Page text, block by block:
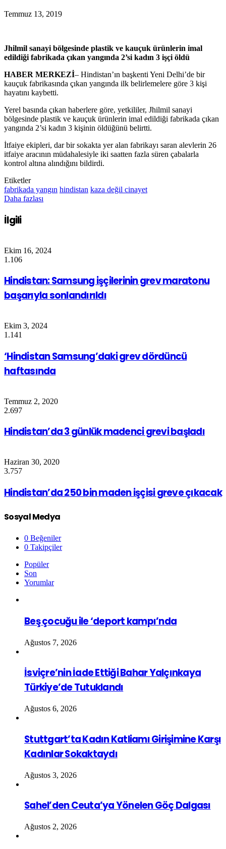
Temmuz 13, 2019
Jhilmil sanayi bölgesinde plastik ve kauçuk ürünlerin imal
edildiği fabrikada çıkan yangında 2’si kadın 3 işçi öldü
HABER MERKEZİ– Hindistan’ın başkenti Yeni Delhi’de bir
kauçuk fabrikasında çıkan yangında ilk belirlemelere göre 3 kişi
hayatını kaybetti.
Yerel basında çıkan haberlere göre, yetkililer, Jhilmil sanayi
bölgesinde plastik ve kauçuk ürünlerin imal edildiği fabrikada çıkan
yangında 2’si kadın 3 kişinin öldüğünü belirtti.
İtfaiye ekipleri, dar bir sokakta yer alan fabrikayı saran alevlerin 26
itfaiye aracının müdahalesiyle iki saatten fazla süren çabalarla
kontrol altına alındığını bildirdi.
Etiketler
fabrikada yangın hindistan kaza değil cinayet
Daha fazlası
İlgili
Ekim 16, 2024
1.106
Hindistan: Samsung işçilerinin grev maratonu
başarıyla sonlandırıldı
Ekim 3, 2024
1.141
‘Hindistan Samsung’daki grev dördüncü
haftasında
Temmuz 2, 2020
2.697
Hindistan’da 3 günlük madenci grevi başladı
Haziran 30, 2020
3.757
Hindistan’da 250 bin maden işçisi greve çıkacak
Sosyal Medya
0 Beğeniler
0 Takipçiler
Popüler
Son
Yorumlar
Beş çocuğu ile ‘deport kampı’nda
Ağustos 7, 2026
İsviçre’nin İade Ettiği Bahar Yalçınkaya
Türkiye’de Tutuklandı
Ağustos 6, 2026
Stuttgart’ta Kadın Katliamı Girişimine Karşı
Kadınlar Sokaktaydı
Ağustos 3, 2026
Sahel’den Ceuta’ya Yönelen Göç Dalgası
Ağustos 2, 2026